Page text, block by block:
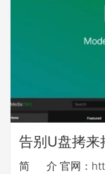
告别U盘拷来
人或企业专
简 介 官网：